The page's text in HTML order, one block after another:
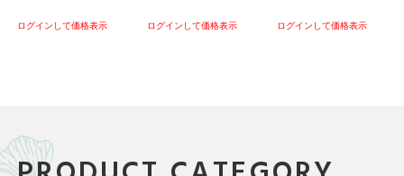
ログインして価格表示 ログインして価格表示 ログインして価格表示